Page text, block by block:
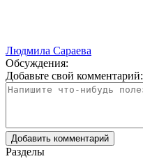
Людмила Сараева
Обсуждения:
Добавьте свой комментарий:
Разделы